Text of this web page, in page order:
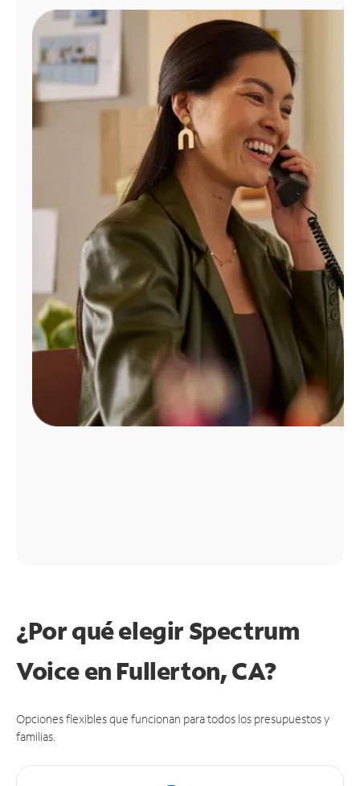
Administrar
cuenta
Encuentra
tienda
¿Por qué elegir Spectrum
Voice en Fullerton, CA?
Opciones flexibles que funcionan para todos los presupuestos y
familias.